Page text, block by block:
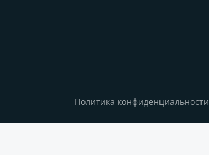
Политика конфиденциальности